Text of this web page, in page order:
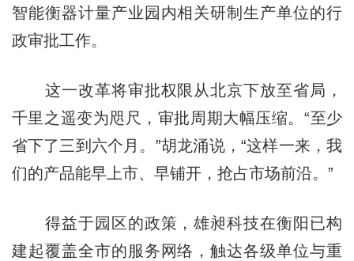
智能衡器计量产业园内相关研制生产单位的行
政审批工作。
这一改革将审批权限从北京下放至省局，
千里之遥变为咫尺，审批周期大幅压缩。“至少
省下了三到六个月。”胡龙涌说，“这样一来，我
们的产品能早上市、早铺开，抢占市场前沿。”
得益于园区的政策，雄昶科技在衡阳已构
建起覆盖全市的服务网络，触达各级单位与重